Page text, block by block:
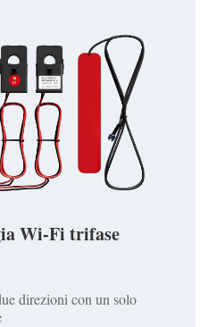
Wi-Fi trifase
direzioni con un solo